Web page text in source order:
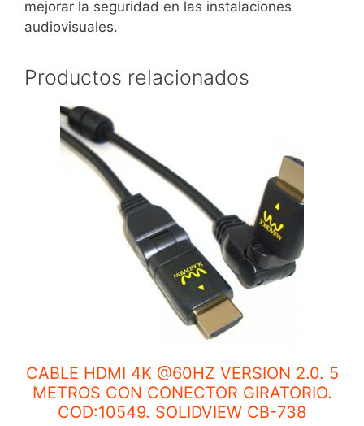
mejorar la seguridad en las instalaciones
audiovisuales.
Productos relacionados
CABLE HDMI 4K @60HZ VERSION 2.0. 5
METROS CON CONECTOR GIRATORIO.
COD:10549. SOLIDVIEW CB-738